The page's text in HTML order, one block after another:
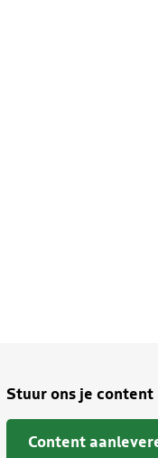
Stuur ons je content
Content